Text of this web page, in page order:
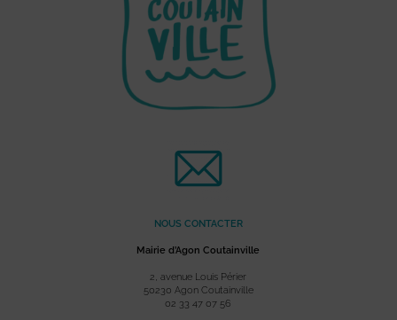
NOUS CONTACTER
Mairie d’Agon Coutainville
2, avenue Louis Périer
50230 Agon Coutainville
02 33 47 07 56